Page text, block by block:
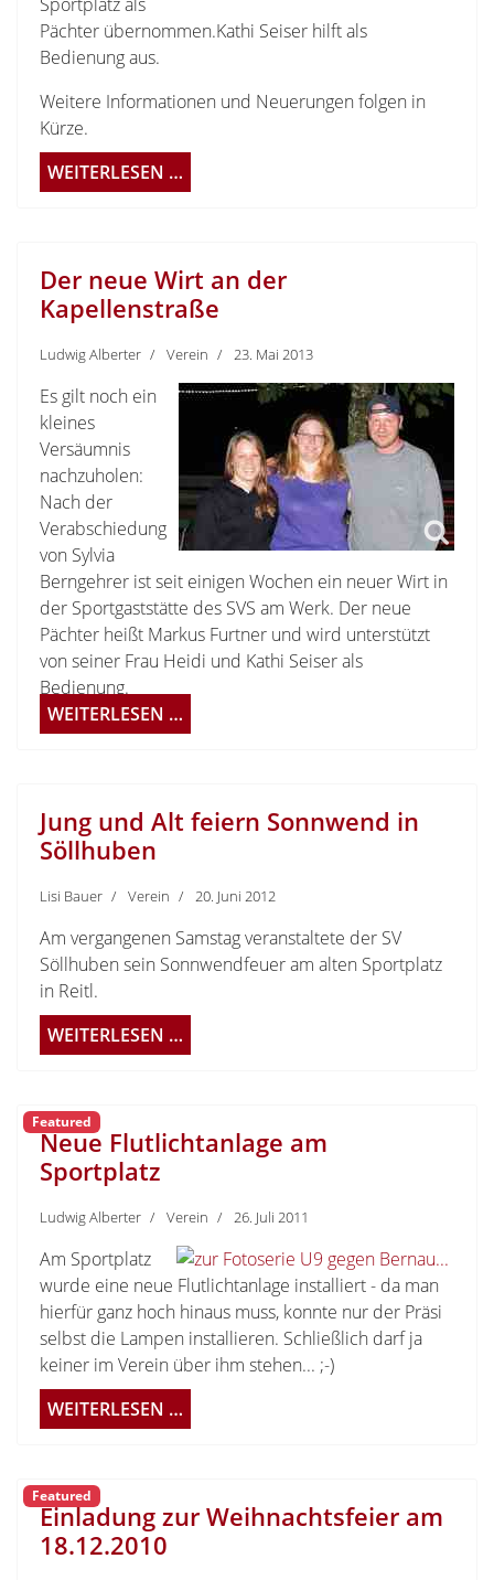
Pächter übernommen.Kathi Seiser hilft als
Bedienung aus.
Weitere Informationen und Neuerungen folgen in
Kürze.
WEITERLESEN …
Der neue Wirt an der
Kapellenstraße
Ludwig Alberter Verein 23. Mai 2013
Es gilt noch ein
kleines
Versäumnis
nachzuholen:
Nach der
Verabschiedung
von Sylvia
Berngehrer ist seit einigen Wochen ein neuer Wirt in
der Sportgaststätte des SVS am Werk. Der neue
Pächter heißt Markus Furtner und wird unterstützt
von seiner Frau Heidi und Kathi Seiser als
Bedienung.
WEITERLESEN …
Jung und Alt feiern Sonnwend in
Söllhuben
Lisi Bauer Verein 20. Juni 2012
Am vergangenen Samstag veranstaltete der SV
Söllhuben sein Sonnwendfeuer am alten Sportplatz
in Reitl.
WEITERLESEN …
Featured
Neue Flutlichtanlage am
Sportplatz
Ludwig Alberter Verein 26. Juli 2011
Am Sportplatz
wurde eine neue Flutlichtanlage installiert - da man
hierfür ganz hoch hinaus muss, konnte nur der Präsi
selbst die Lampen installieren. Schließlich darf ja
keiner im Verein über ihm stehen... ;-)
WEITERLESEN …
Featured
Einladung zur Weihnachtsfeier am
18.12.2010